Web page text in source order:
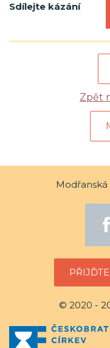
Sdílejte kázání
Zpět
Modřanská
© 2020 -